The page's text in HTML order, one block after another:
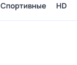
Спортивные HD